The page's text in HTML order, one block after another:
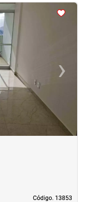
›Next
Código. 13853
Código. 13853